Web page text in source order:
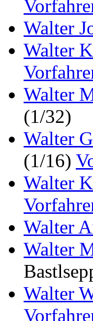
Walter
Walter
Walter
(1/32)
Walter
(1/16)
Walter
Walter
Walter
Walter